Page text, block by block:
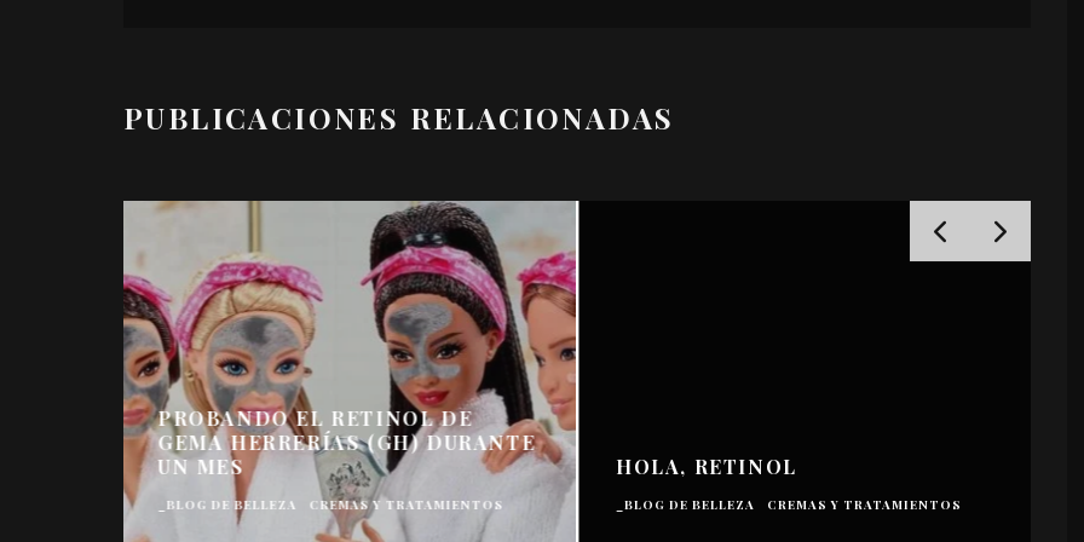
PUBLICACIONES RELACIONADAS
PROBANDO EL RETINOL DE
GEMA HERRERÍAS (GH) DURANTE
UN MES
_BLOG DE BELLEZA CREMAS Y TRATAMIENTOS
HOLA, RETINOL
_BLOG DE BELLEZA CREMAS Y TRATAMIENTOS